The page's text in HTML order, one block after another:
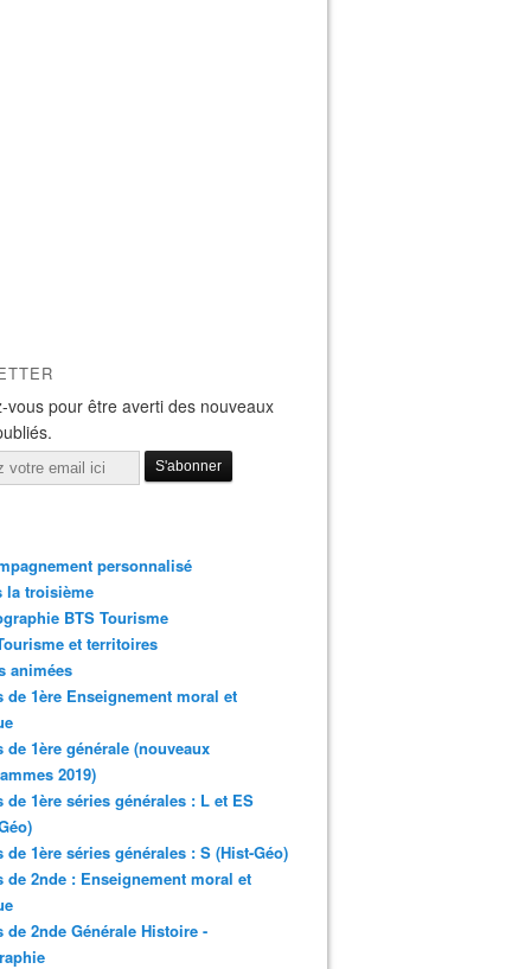
vous pour être averti des nouveaux
personnalisé
la troisième
BTS Tourisme
et territoires
animées
de 1ère Enseignement moral et
de 1ère générale (nouveaux
2019)
de 1ère séries générales : L et ES
de 1ère séries générales : S (Hist-Géo)
de 2nde : Enseignement moral et
de 2nde Générale Histoire -